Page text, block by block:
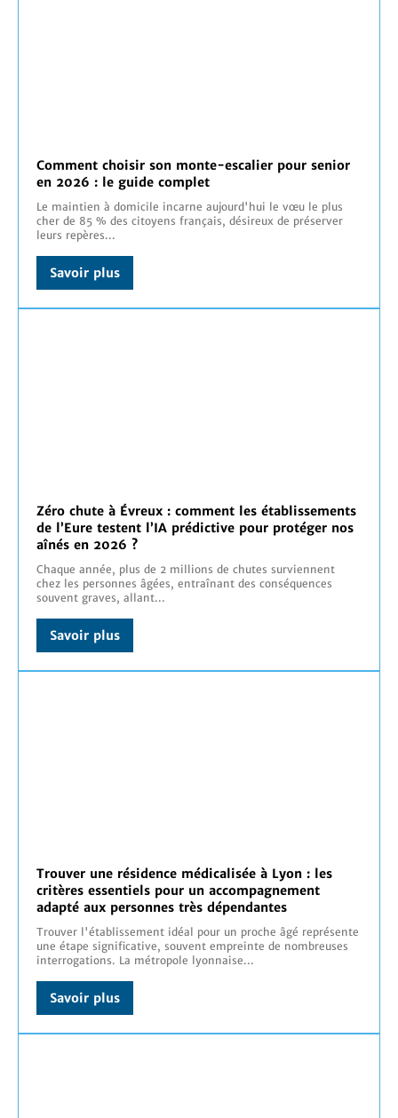
Comment choisir son monte-escalier pour senior
en 2026 : le guide complet
Le maintien à domicile incarne aujourd'hui le vœu le plus
cher de 85 % des citoyens français, désireux de préserver
leurs repères...
Savoir plus
Zéro chute à Évreux : comment les établissements
de l’Eure testent l’IA prédictive pour protéger nos
aînés en 2026 ?
Chaque année, plus de 2 millions de chutes surviennent
chez les personnes âgées, entraînant des conséquences
souvent graves, allant...
Savoir plus
Trouver une résidence médicalisée à Lyon : les
critères essentiels pour un accompagnement
adapté aux personnes très dépendantes
Trouver l'établissement idéal pour un proche âgé représente
une étape significative, souvent empreinte de nombreuses
interrogations. La métropole lyonnaise...
Savoir plus